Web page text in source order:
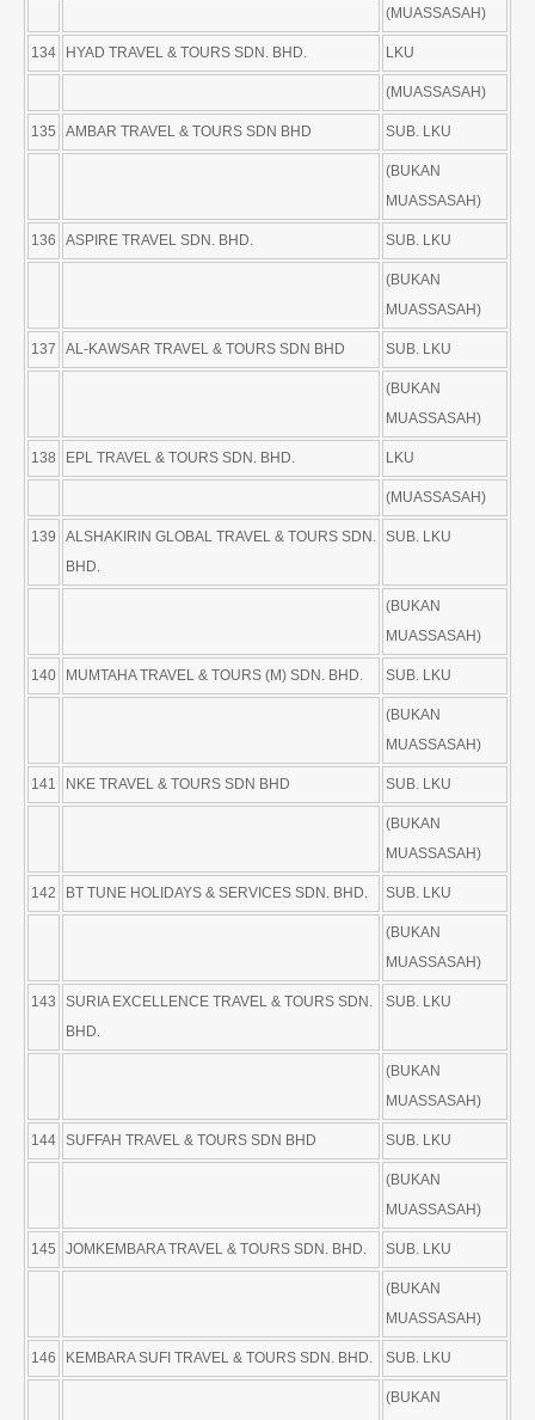
(MUASSASAH)
134 HYAD TRAVEL & TOURS SDN. BHD. LKU
(MUASSASAH)
135 AMBAR TRAVEL & TOURS SDN BHD SUB. LKU
(BUKAN
MUASSASAH)
136 ASPIRE TRAVEL SDN. BHD. SUB. LKU
(BUKAN
MUASSASAH)
137 AL-KAWSAR TRAVEL & TOURS SDN BHD SUB. LKU
(BUKAN
MUASSASAH)
138 EPL TRAVEL & TOURS SDN. BHD. LKU
(MUASSASAH)
139
ALSHAKIRIN GLOBAL TRAVEL & TOURS SDN.
BHD.
SUB. LKU
(BUKAN
MUASSASAH)
140 MUMTAHA TRAVEL & TOURS (M) SDN. BHD. SUB. LKU
(BUKAN
MUASSASAH)
141 NKE TRAVEL & TOURS SDN BHD SUB. LKU
(BUKAN
MUASSASAH)
142 BT TUNE HOLIDAYS & SERVICES SDN. BHD. SUB. LKU
(BUKAN
MUASSASAH)
143
SURIA EXCELLENCE TRAVEL & TOURS SDN.
BHD.
SUB. LKU
(BUKAN
MUASSASAH)
144 SUFFAH TRAVEL & TOURS SDN BHD SUB. LKU
(BUKAN
MUASSASAH)
145 JOMKEMBARA TRAVEL & TOURS SDN. BHD. SUB. LKU
(BUKAN
MUASSASAH)
146 KEMBARA SUFI TRAVEL & TOURS SDN. BHD. SUB. LKU
(BUKAN